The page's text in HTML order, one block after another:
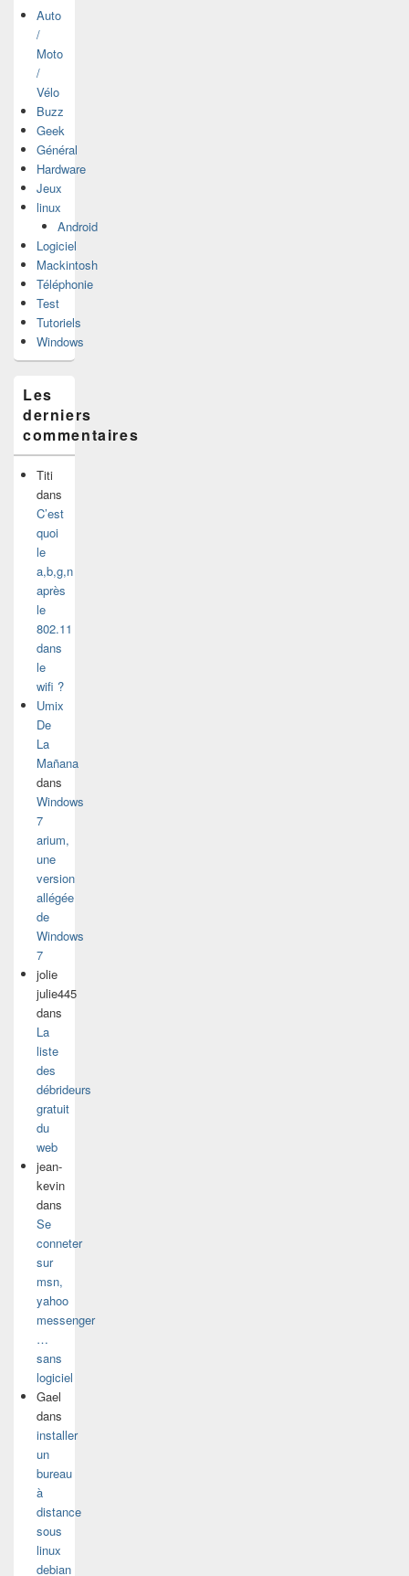
Auto
/
Moto
/
Vélo
Buzz
Geek
Général
Hardware
Jeux
linux
Android
Logiciel
Mackintosh
Téléphonie
Test
Tutoriels
Windows
Les
derniers
commentaires
Titi
dans
C’est
quoi
le
a,b,g,n
après
le
802.11
dans
le
wifi ?
Umix
De
La
Mañana
dans
Windows
7
arium,
une
version
allégée
de
Windows
7
jolie
julie445
dans
La
liste
des
débrideurs
gratuit
du
web
jean-
kevin
dans
Se
conneter
sur
msn,
yahoo
messenger
…
sans
logiciel
Gael
dans
installer
un
bureau
à
distance
sous
linux
debian